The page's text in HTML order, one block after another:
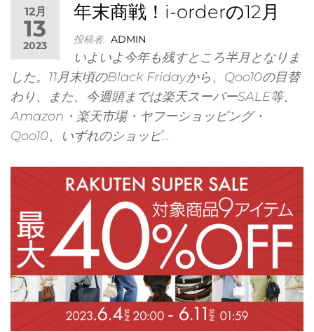
本・
12月
13
2023
年末商戦！i-orderの12月
投稿者: ADMIN
いよいよ今年も残すところ半月となりま
した。11月末頃のBlack Fridayから、Qoo10の目替
わり、また、今週頭までは楽天スーパーSALE等、
Amazon・楽天市場・ヤフーショッピング・
Qoo10、いずれのショッピ…